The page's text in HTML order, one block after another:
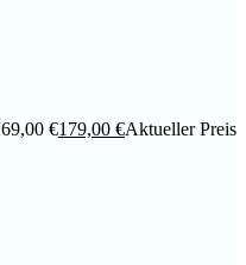
€179,00 €Aktueller Preis